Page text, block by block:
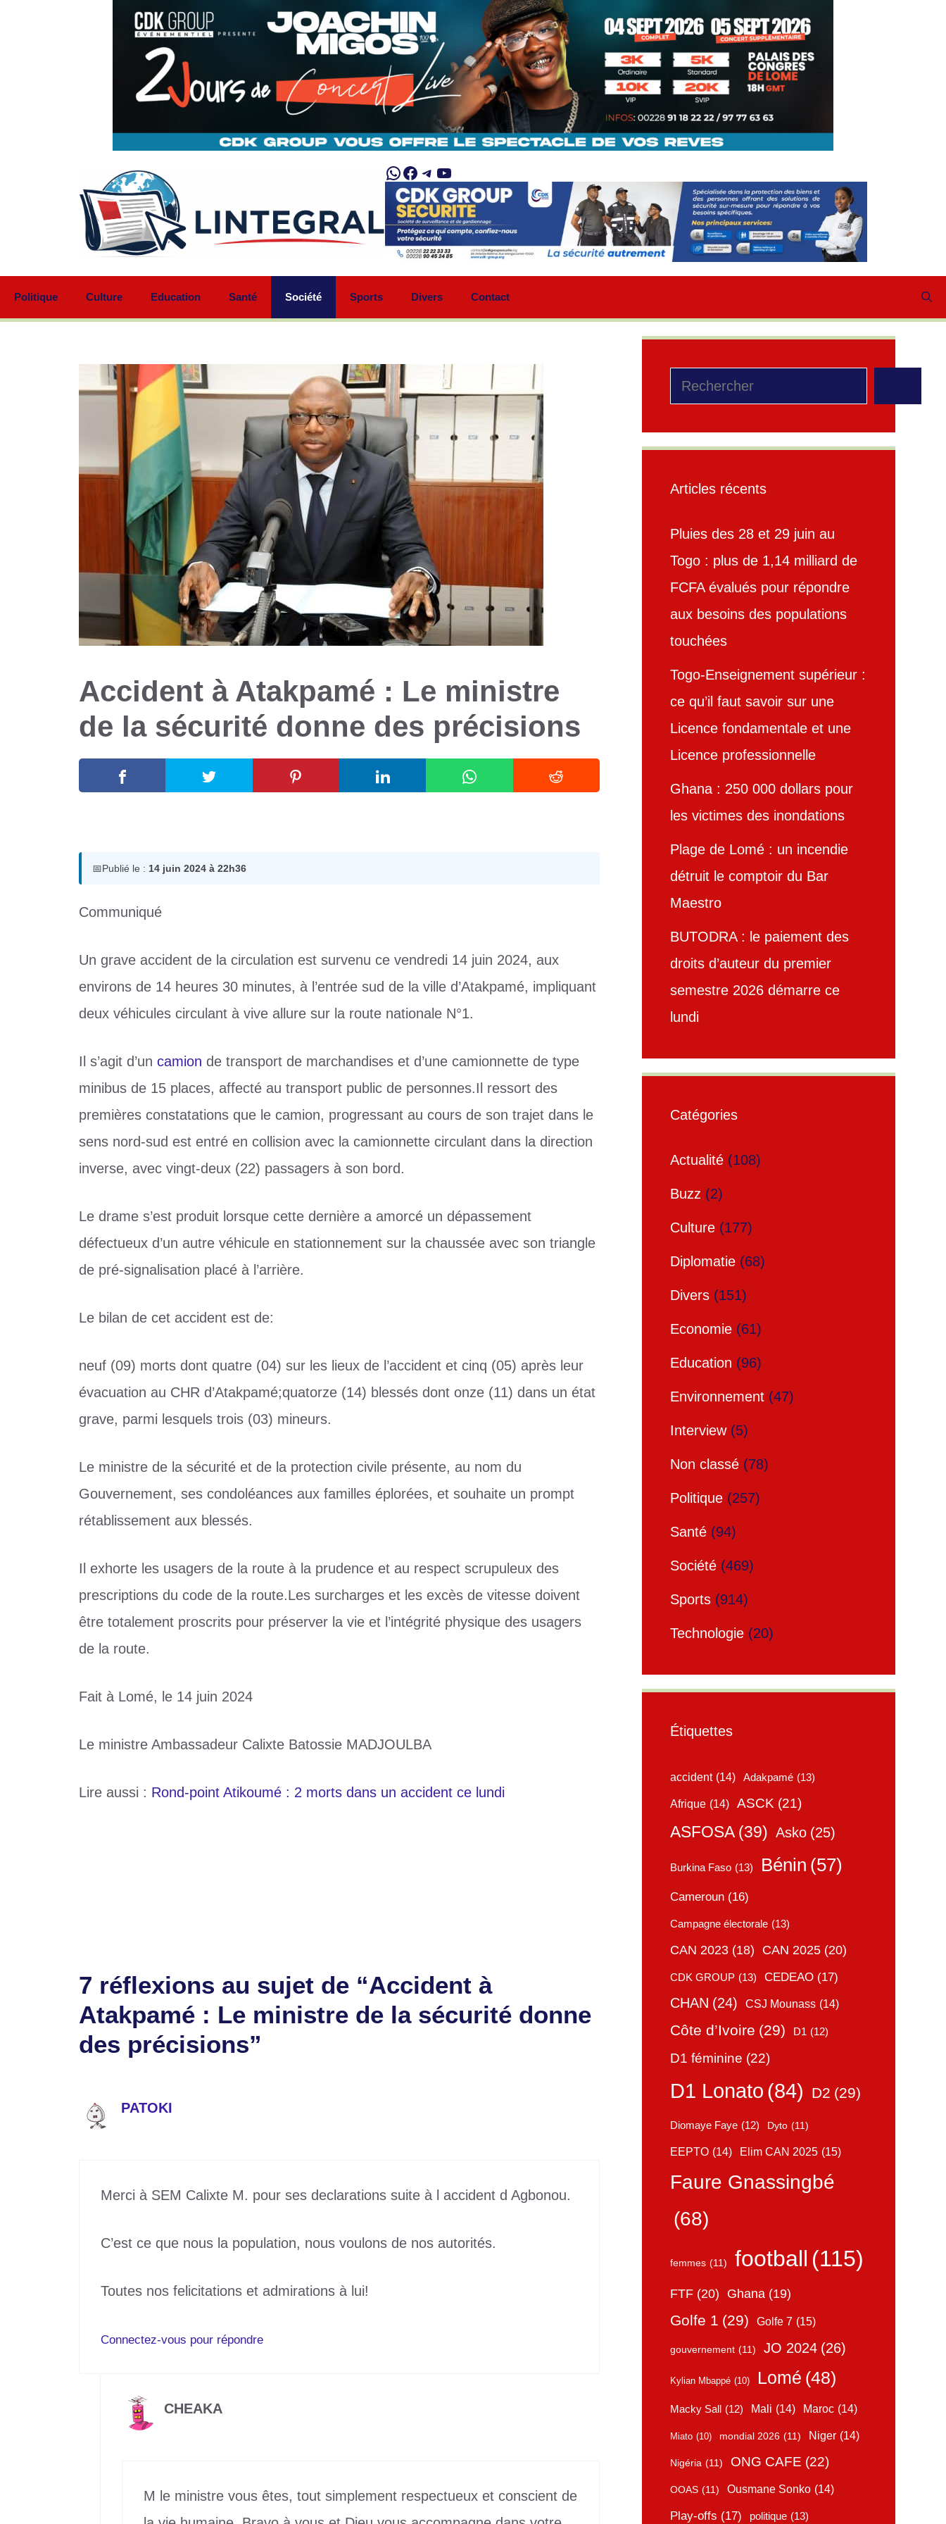
WhatsApp
Facebook
Telegram
YouTube
Politique Culture Education Santé Société Sports Divers Contact
Accident à Atakpamé : Le ministre
de la sécurité donne des précisions
📅Publié le : 14 juin 2024 à 22h36
Communiqué
Un grave accident de la circulation est survenu ce vendredi 14 juin 2024, aux
environs de 14 heures 30 minutes, à l’entrée sud de la ville d’Atakpamé, impliquant
deux véhicules circulant à vive allure sur la route nationale N°1.
Il s’agit d’un camion de transport de marchandises et d’une camionnette de type
minibus de 15 places, affecté au transport public de personnes.Il ressort des
premières constatations que le camion, progressant au cours de son trajet dans le
sens nord-sud est entré en collision avec la camionnette circulant dans la direction
inverse, avec vingt-deux (22) passagers à son bord.
Le drame s’est produit lorsque cette dernière a amorcé un dépassement
défectueux d’un autre véhicule en stationnement sur la chaussée avec son triangle
de pré-signalisation placé à l’arrière.
Le bilan de cet accident est de:
neuf (09) morts dont quatre (04) sur les lieux de l’accident et cinq (05) après leur
évacuation au CHR d’Atakpamé;quatorze (14) blessés dont onze (11) dans un état
grave, parmi lesquels trois (03) mineurs.
Le ministre de la sécurité et de la protection civile présente, au nom du
Gouvernement, ses condoléances aux familles éplorées, et souhaite un prompt
rétablissement aux blessés.
Il exhorte les usagers de la route à la prudence et au respect scrupuleux des
prescriptions du code de la route.Les surcharges et les excès de vitesse doivent
être totalement proscrits pour préserver la vie et l’intégrité physique des usagers
de la route.
Fait à Lomé, le 14 juin 2024
Le ministre Ambassadeur Calixte Batossie MADJOULBA
Lire aussi : Rond-point Atikoumé : 2 morts dans un accident ce lundi
7 réflexions au sujet de “Accident à
Atakpamé : Le ministre de la sécurité donne
des précisions”
PATOKI
Merci à SEM Calixte M. pour ses declarations suite à l accident d Agbonou.
C’est ce que nous la population, nous voulons de nos autorités.
Toutes nos felicitations et admirations à lui!
Connectez-vous pour répondre
CHEAKA
M le ministre vous êtes, tout simplement respectueux et conscient de
Rechercher
Articles récents
Pluies des 28 et 29 juin au
Togo : plus de 1,14 milliard de
FCFA évalués pour répondre
aux besoins des populations
touchées
Togo-Enseignement supérieur :
ce qu’il faut savoir sur une
Licence fondamentale et une
Licence professionnelle
Ghana : 250 000 dollars pour
les victimes des inondations
Plage de Lomé : un incendie
détruit le comptoir du Bar
Maestro
BUTODRA : le paiement des
droits d’auteur du premier
semestre 2026 démarre ce
lundi
Catégories
Actualité (108)
Buzz (2)
Culture (177)
Diplomatie (68)
Divers (151)
Economie (61)
Education (96)
Environnement (47)
Interview(5)
Non classé (78)
Politique (257)
Santé (94)
Société (469)
Sports (914)
Technologie (20)
Étiquettes
accident (14) Adakpamé (13)
Afrique (14) ASCK (21)
ASFOSA (39) Asko (25)
Burkina Faso (13) Bénin (57)
Cameroun (16)
Campagne électorale (13)
CAN 2023 (18) CAN 2025 (20)
CDK GROUP (13) CEDEAO (17)
CHAN (24) CSJ Mounass (14)
Côte d’Ivoire (29) D1 (12)
D1 féminine (22)
D1 Lonato (84) D2 (29)
Diomaye Faye (12) Dyto (11)
EEPTO (14) Elim CAN 2025 (15)
Faure Gnassingbé
(68)
femmes (11) football (115)
FTF (20) Ghana (19)
Golfe 1 (29) Golfe 7 (15)
gouvernement (11) JO 2024 (26)
Kylian Mbappé (10) Lomé (48)
Macky Sall (12) Mali (14) Maroc (14)
Miato (10) mondial 2026 (11) Niger (14)
Nigéria (11) ONG CAFE (22)
OOAS (11) Ousmane Sonko (14)
Play-offs (17) politique (13)